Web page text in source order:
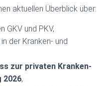
aktuellen Überblick über:
GKV und PKV,
in der Kranken- und
zur privaten Kranken-
2026,